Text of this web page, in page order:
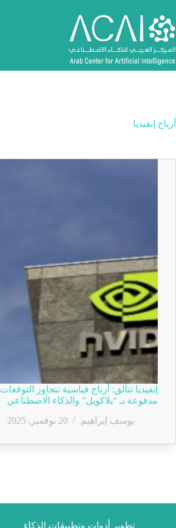
إلى
المحتوى
أرباح إنفيديا
إنفيديا تتألق: أرباح قياسية تتجاوز التوقعات
مدفوعة بـ “بلاكويل” والذكاء الاصطناعي
يوسف إبراهيم
20 نوفمبر, 2025
تطوير أدوات وتطبيقات الذكاء